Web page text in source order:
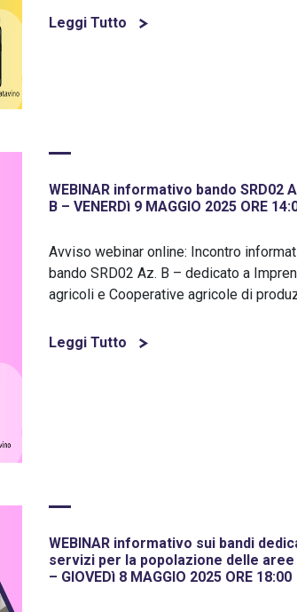
Leggi Tutto
WEBINAR informativo bando SRD02
B – VENERDì 9 MAGGIO 2025 ORE
Avviso webinar online: Incontro
bando SRD02 Az. B – dedicato a
agricoli e Cooperative agricole di
Leggi Tutto
WEBINAR informativo sui bandi
servizi per la popolazione delle
– GIOVEDì 8 MAGGIO 2025 ORE 18:00